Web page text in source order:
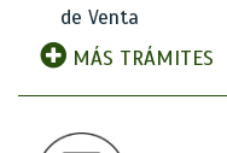
de Venta
MÁS TRÁMITES